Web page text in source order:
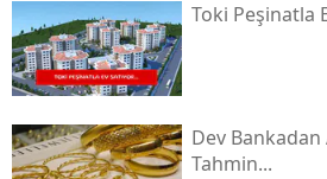
Toki̇ Peşinatla
Dev Bankadan
Tahmin...